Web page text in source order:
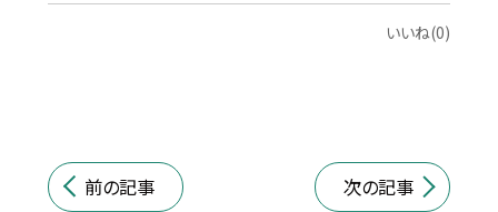
いいね(0)
前の記事 次の記事